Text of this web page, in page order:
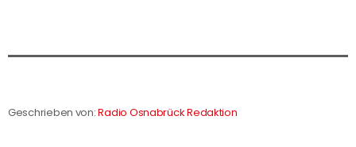
Geschrieben von:Radio Osnabrück Redaktion